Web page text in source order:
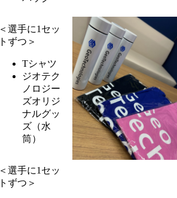
＜選手に1セッ
トずつ＞
Tシャツ
ジオテク
ノロジー
ズオリジ
ナルグッ
ズ（水
筒）
＜選手に1セッ
トずつ＞